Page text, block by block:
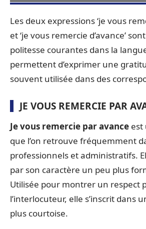
Les deux expressions ‘je vous
et ‘je vous remercie d’avance’
politesse courantes dans la
permettent d’exprimer une
souvent utilisée dans des
JE VOUS REMERCIE PAR
Je vous remercie par avance est
que l’on retrouve fréquemment
professionnels et administratifs.
par son caractère un peu plus
Utilisée pour montrer un respect
l’interlocuteur, elle s’inscrit dans
plus courtoise.